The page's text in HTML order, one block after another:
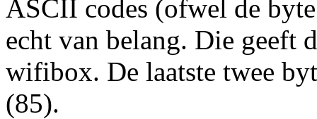
ASCII codes (ofwel de
echt van belang. Die geeft
wifibox. De laatste twee
(85).